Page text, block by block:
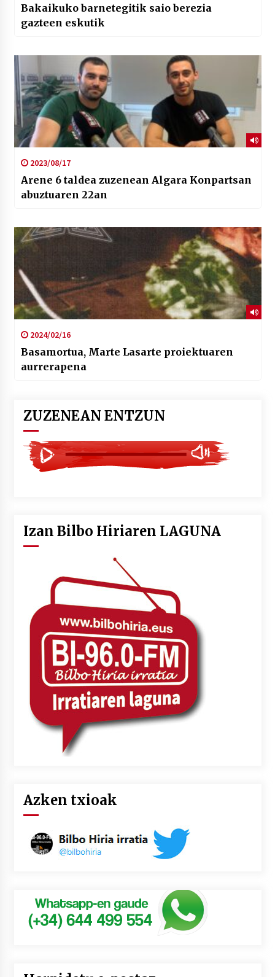
Bakaikuko barnetegitik saio berezia
gazteen eskutik
2023/08/17
Arene 6 taldea zuzenean Algara Konpartsan
abuztuaren 22an
2024/02/16
Basamortua, Marte Lasarte proiektuaren
aurrerapena
ZUZENEAN ENTZUN
Izan Bilbo Hiriaren LAGUNA
Azken txioak